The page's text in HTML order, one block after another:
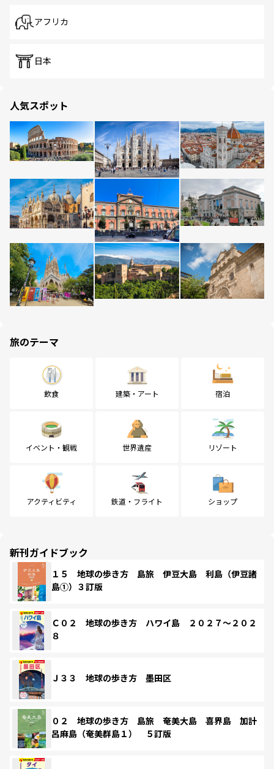
アフリカ
日本
人気スポット
旅のテーマ
飲食 建築・アート 宿泊
イベント・観戦 世界遺産 リゾート
アクティビティ 鉄道・フライト ショップ
新刊ガイドブック
１５ 地球の歩き方 島旅 伊豆大島 利島（伊豆諸
島①）３訂版
Ｃ０２ 地球の歩き方 ハワイ島 ２０２７～２０２
８
Ｊ３３ 地球の歩き方 墨田区
０２ 地球の歩き方 島旅 奄美大島 喜界島 加計
呂麻島（奄美群島１） ５訂版